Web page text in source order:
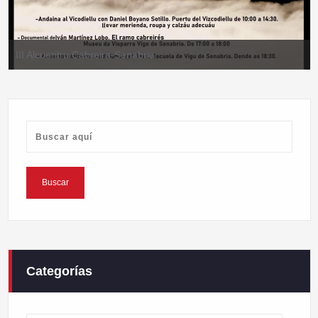
III Alcuentru Cabreira-Senabria
Categorías